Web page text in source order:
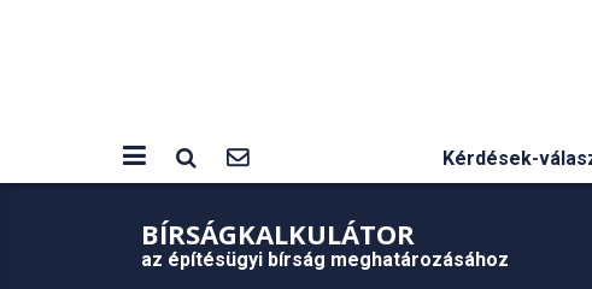
Kérdések-
BÍRSÁGKALKULÁTOR
az építésügyi bírság meghatározásához